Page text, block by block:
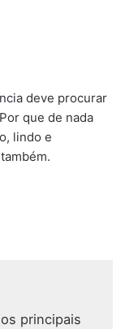
deve procurar
que de nada
lindo e
principais